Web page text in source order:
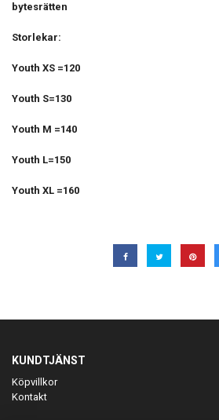
bytesrätten
Storlekar:
Youth XS =120
Youth S=130
Youth M =140
Youth L=150
Youth XL =160
KUNDTJÄNST
Köpvillkor
Kontakt